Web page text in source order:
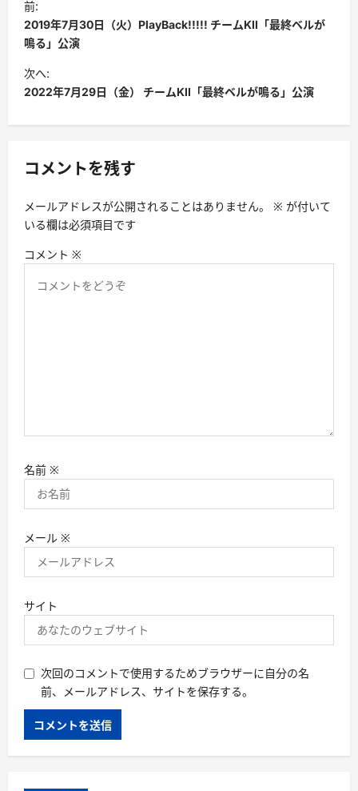
稿
ナ
ビ
ゲ
ー
ョ
前:
2019年7月30日（火）PlayBack!!!!! チームKII「最終ベルが
鳴る」公演
次へ:
2022年7月29日（金） チームKII「最終ベルが鳴る」公演
コメントを残す
メールアドレスが公開されることはありません。 ※ が付いて
いる欄は必須項目です
コメント ※
名前 ※
メール ※
サイト
次回のコメントで使用するためブラウザーに自分の名
前、メールアドレス、サイトを保存する。